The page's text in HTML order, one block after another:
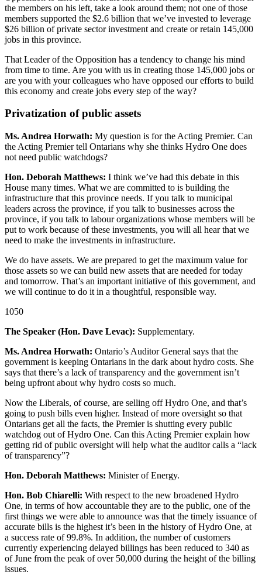
the members on his left, take a look around them; not one of those
members supported the $2.6 billion that we’ve invested to leverage
$26 billion of private sector investment and create or retain 145,000
jobs in this province.
That Leader of the Opposition has a tendency to change his mind
from time to time. Are you with us in creating those 145,000 jobs or
are you with your colleagues who have opposed our efforts to build
this economy and create jobs every step of the way?
Privatization of public assets
Ms. Andrea Horwath: My question is for the Acting Premier. Can
the Acting Premier tell Ontarians why she thinks Hydro One does
not need public watchdogs?
Hon. Deborah Matthews: I think we’ve had this debate in this
House many times. What we are committed to is building the
infrastructure that this province needs. If you talk to municipal
leaders across the province, if you talk to businesses across the
province, if you talk to labour organizations whose members will be
put to work because of these investments, you will all hear that we
need to make the investments in infrastructure.
We do have assets. We are prepared to get the maximum value for
those assets so we can build new assets that are needed for today
and tomorrow. That’s an important initiative of this government, and
we will continue to do it in a thoughtful, responsible way.
1050
The Speaker (Hon. Dave Levac): Supplementary.
Ms. Andrea Horwath: Ontario’s Auditor General says that the
government is keeping Ontarians in the dark about hydro costs. She
says that there’s a lack of transparency and the government isn’t
being upfront about why hydro costs so much.
Now the Liberals, of course, are selling off Hydro One, and that’s
going to push bills even higher. Instead of more oversight so that
Ontarians get all the facts, the Premier is shutting every public
watchdog out of Hydro One. Can this Acting Premier explain how
getting rid of public oversight will help what the auditor calls a “lack
of transparency”?
Hon. Deborah Matthews: Minister of Energy.
Hon. Bob Chiarelli: With respect to the new broadened Hydro
One, in terms of how accountable they are to the public, one of the
first things we were able to announce was that the timely issuance of
accurate bills is the highest it’s been in the history of Hydro One, at
a success rate of 99.8%. In addition, the number of customers
currently experiencing delayed billings has been reduced to 340 as
of June from the peak of over 50,000 during the height of the billing
issues.